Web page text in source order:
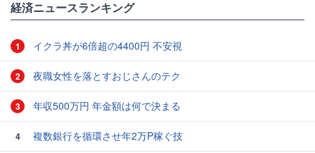
経済ニュースランキング
1 イクラ丼が6倍超の4400円 不安視
2 夜職女性を落とすおじさんのテク
3 年収500万円 年金額は何で決まる
4 複数銀行を循環させ年2万P稼ぐ技